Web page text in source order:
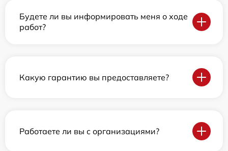
Будете ли вы информировать меня о ходе
работ?
Какую гарантию вы предоставляете?
Работаете ли вы с организациями?